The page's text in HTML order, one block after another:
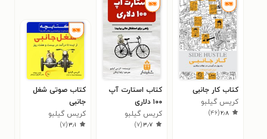
کتاب کار جانبی
کریس گیلبو
۲٫۸(۴۶)
کتاب استارت آپ
۱۰۰ دلاری
کریس گیلبو
۳٫۷(۷)
کتاب صوتی شغل
جانبی
کریس گیلبو
۳٫۱(۷)